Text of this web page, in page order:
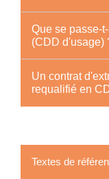
Que se passe-
(CDD d'usage)
Un contrat
requalifié en
Textes de